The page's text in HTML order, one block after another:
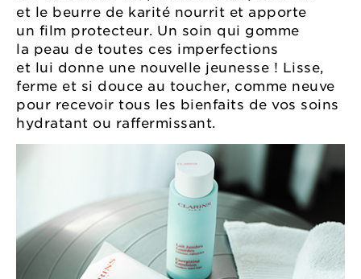
et le beurre de karité nourrit et apporte
un film protecteur. Un soin qui gomme
la peau de toutes ces imperfections
et lui donne une nouvelle jeunesse ! Lisse,
ferme et si douce au toucher, comme neuve
pour recevoir tous les bienfaits de vos soins
hydratant ou raffermissant.